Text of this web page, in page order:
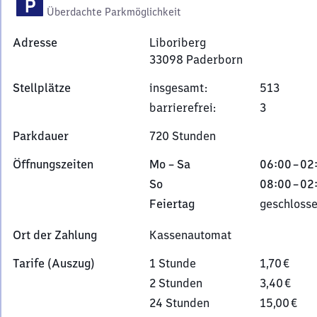
Überdachte Parkmöglichkeit
Adresse
Liboriberg
33098 Paderborn
3
3
9
8
Paderborn
Stellplätze insgesamt:
513
barrierefrei:
3
Parkdauer
720 Stunden
Öffnungszeiten
Montag
bis
Samstag
Mo –Sa 06:00–
Von
6
bis
Sonntag
So 08:00–
Von
8
Uhr
Feiertag
Feiertag
Ort der Zahlung
Kassenautomat
Tarife (Auszug)
1 Stunde
1,70 €
2 Stunden
3,40 €
24 Stunden
15,00 €